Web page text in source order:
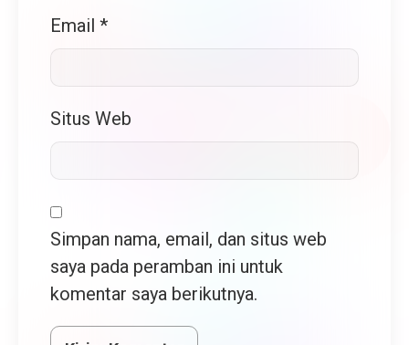
Email *
Situs Web
Simpan nama, email, dan situs web
saya pada peramban ini untuk
komentar saya berikutnya.